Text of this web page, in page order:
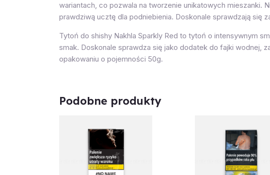
wariantach, co pozwala na tworzenie unikatowych mieszanki.
prawdziwą ucztę dla podniebienia. Doskonale sprawdzają się
Tytoń do shishy Nakhla Sparkly Red to tytoń o intensywnym
smak. Doskonale sprawdza się jako dodatek do fajki wodnej,
opakowaniu o pojemności 50g.
Podobne produkty